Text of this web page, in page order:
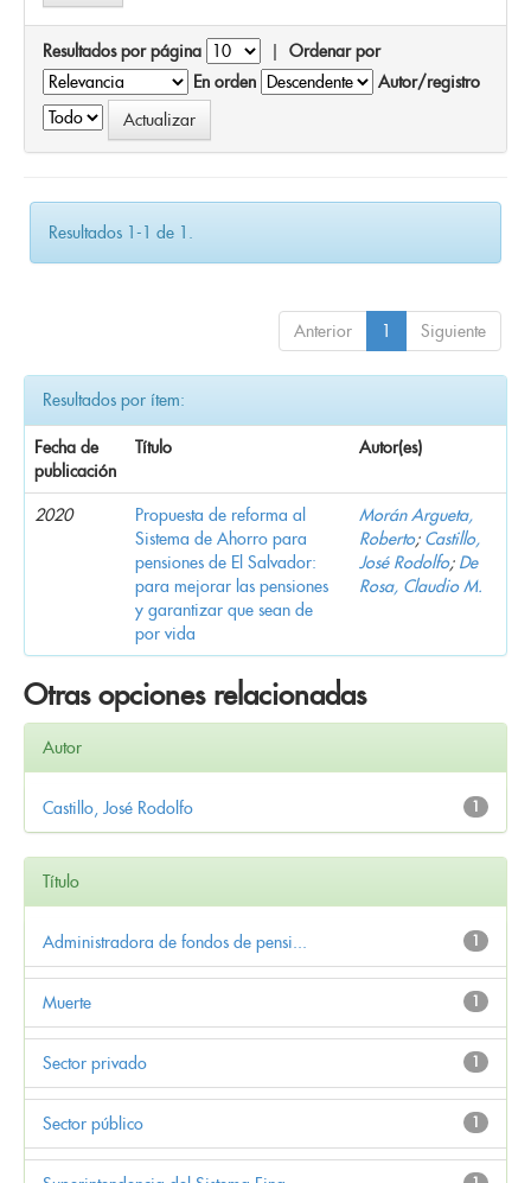
Resultados por página | Ordenar por
En orden
Autor/registro
Resultados 1-1 de 1.
Anterior 1 Siguiente
Resultados por ítem:
Fecha de
publicación
Título Autor(es)
2020
Propuesta de reforma al
Sistema de Ahorro para
pensiones de El Salvador:
para mejorar las pensiones
y garantizar que sean de
por vida
Morán Argueta,
Roberto; Castillo,
José Rodolfo; De
Rosa, Claudio M.
Otras opciones relacionadas
Autor
1
Castillo, José Rodolfo
Título
1
Administradora de fondos de pensi...
1
Muerte
1
Sector privado
1
Sector público